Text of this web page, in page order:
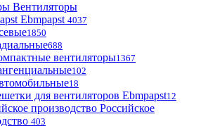
Вентиляторы
Ebmpapst 4037
1850
688
вентиляторы1367
102
18
для вентиляторов Ebmpapst12
Российское
403